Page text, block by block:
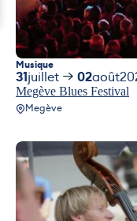
Musique
31juillet 02août
Megève Blues Festival
Megève